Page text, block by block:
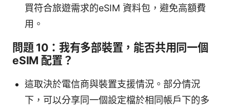
買符合旅遊需求的eSIM 資料包，避免高額費
用。
問題 10：我有多部裝置，能否共用同一個
eSIM 配置？
這取決於電信商與裝置支援情況。部分情況
下，可以分享同一個設定檔於相同帳戶下的多